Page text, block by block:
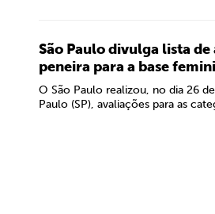
São Paulo divulga lista de
peneira para a base
O São Paulo realizou, no dia 26
Paulo (SP), avaliações para as